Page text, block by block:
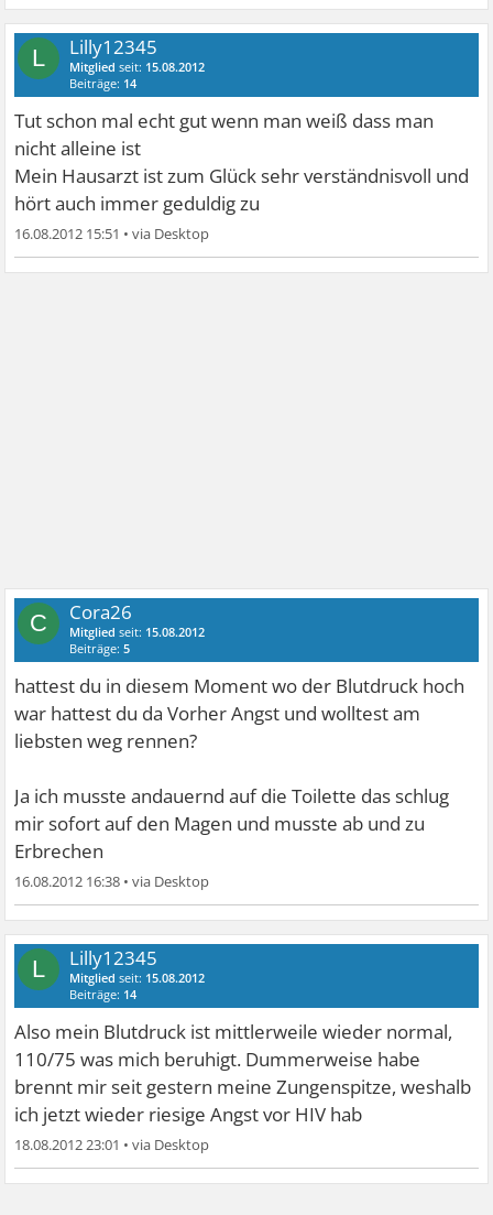
L Lilly12345
Mitglied seit: 15.08.2012
Beiträge: 14
Tut schon mal echt gut wenn man weiß dass man
nicht alleine ist
Mein Hausarzt ist zum Glück sehr verständnisvoll und
hört auch immer geduldig zu
16.08.2012 15:51 •
C Cora26
Mitglied seit: 15.08.2012
Beiträge:5
hattest du in diesem Moment wo der Blutdruck hoch
war hattest du da Vorher Angst und wolltest am
liebsten weg rennen?
Ja ich musste andauernd auf die Toilette das schlug
mir sofort auf den Magen und musste ab und zu
Erbrechen
16.08.2012 16:38 •
L Lilly12345
Mitglied seit: 15.08.2012
Beiträge: 14
Also mein Blutdruck ist mittlerweile wieder normal,
110/75 was mich beruhigt. Dummerweise habe
brennt mir seit gestern meine Zungenspitze, weshalb
ich jetzt wieder riesige Angst vor HIV hab
18.08.2012 23:01 •